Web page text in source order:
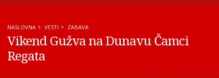
NASLOVNA VESTI ZABAVA
Vikend Gužva na Dunavu Čamci
Regata